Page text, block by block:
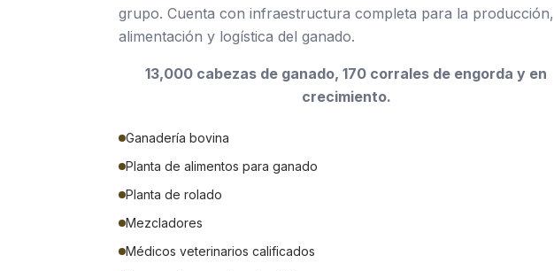
grupo. Cuenta con infraestructura completa para la producción,
alimentación y logística del ganado.
13,000 cabezas de ganado, 170 corrales de engorda y en
crecimiento.
Ganadería bovina
Planta de alimentos para ganado
Planta de rolado
Mezcladores
Médicos veterinarios calificados